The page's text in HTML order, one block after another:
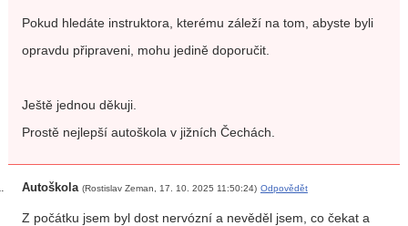
Pokud hledáte instruktora, kterému záleží na tom, abyste byli
opravdu připraveni, mohu jedině doporučit.
Ještě jednou děkuji.
Prostě nejlepší autoškola v jižních Čechách.
Autoškola (Rostislav Zeman, 17. 10. 2025 11:50:24) Odpovědět
Z počátku jsem byl dost nervózní a nevěděl jsem, co čekat a